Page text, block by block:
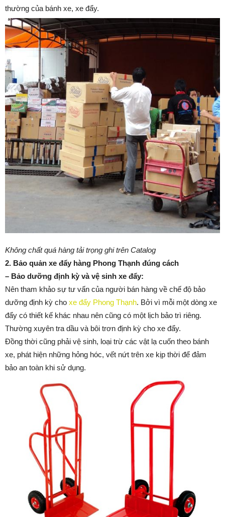
thường của bánh xe, xe đẩy.
Không chất quá hàng tải trọng ghi trên Catalog
2. Bảo quản xe đẩy hàng Phong Thạnh đúng cách
– Bảo dưỡng định kỳ và vệ sinh xe đẩy:
Nên tham khảo sự tư vấn của người bán hàng về chế độ bảo
dưỡng định kỳ cho xe đẩy Phong Thạnh. Bởi vì mỗi một dòng xe
đẩy có thiết kế khác nhau nên cũng có một lịch bảo trì riêng.
Thường xuyên tra dầu và bôi trơn định kỳ cho xe đẩy.
Đồng thời cũng phải vệ sinh, loại trừ các vật lạ cuốn theo bánh
xe, phát hiện những hỏng hóc, vết nứt trên xe kịp thời để đảm
bảo an toàn khi sử dụng.